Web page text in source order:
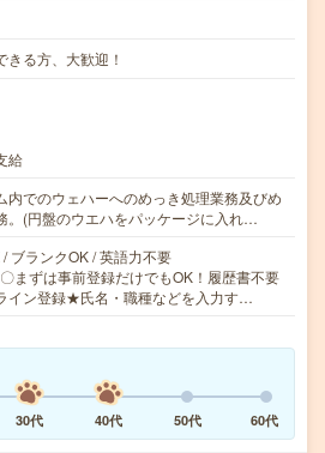
きる方、大歓迎！
給
内でのウェハーへのめっき処理業務及びめ
。(円盤のウエハをパッケージに入れ…
ブランクOK / 英語力不要
まずは事前登録だけでもOK！履歴書不要
イン登録★氏名・職種などを入力す…
30代 40代 50代 60代